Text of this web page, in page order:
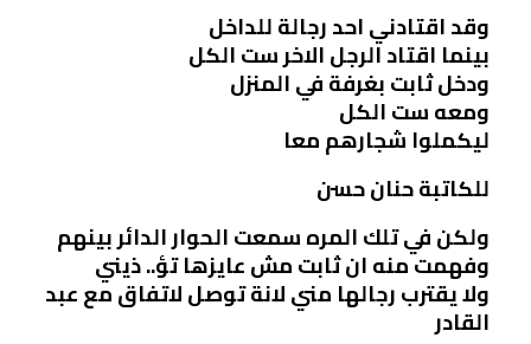
وقد اقتادني احد رجالة للداخل
بينما اقتاد الرجل الاخر ست الكل
ودخل ثابت بغرفة في المنزل
ومعه ست الكل
ليكملوا شجارهم معا
للكاتبة حنان حسن
ولكن في تلك المره سمعت الحوار الدائر بينهم
وفهمت منه ان ثابت مش عايزها تؤ.. ذيني
ولا يقترب رجالها مني لانة توصل لاتفاق مع عبد
القادر